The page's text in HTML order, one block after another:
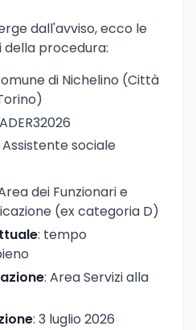
dall'avviso, ecco le
della procedura:
di Nichelino (Città
Assistente sociale
dei Funzionari e
(ex categoria D)
: tempo
: Area Servizi alla
: 3 luglio 2026